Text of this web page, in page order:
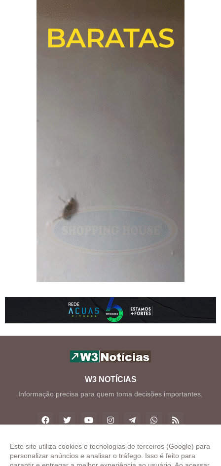
W3 NOTÍCIAS
Informação precisa para quem toma decisões importantes.
Copyright ©2026W3 Notícias
Este site utiliza cookies e tecnologias de terceiros (Google) para
personalizar anúncios e analisar o tráfego. Isso é feito para